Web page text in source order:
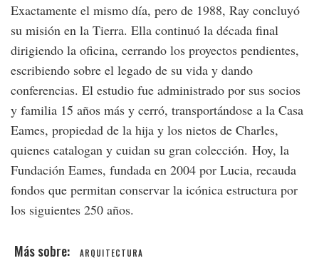
Exactamente el mismo día, pero de 1988, Ray concluyó
su misión en la Tierra. Ella continuó la década final
dirigiendo la oficina, cerrando los proyectos pendientes,
escribiendo sobre el legado de su vida y dando
conferencias. El estudio fue administrado por sus socios
y familia 15 años más y cerró, transportándose a la Casa
Eames, propiedad de la hija y los nietos de Charles,
quienes catalogan y cuidan su gran colección. Hoy, la
Fundación Eames, fundada en 2004 por Lucia, recauda
fondos que permitan conservar la icónica estructura por
los siguientes 250 años.
ARQUITECTURA